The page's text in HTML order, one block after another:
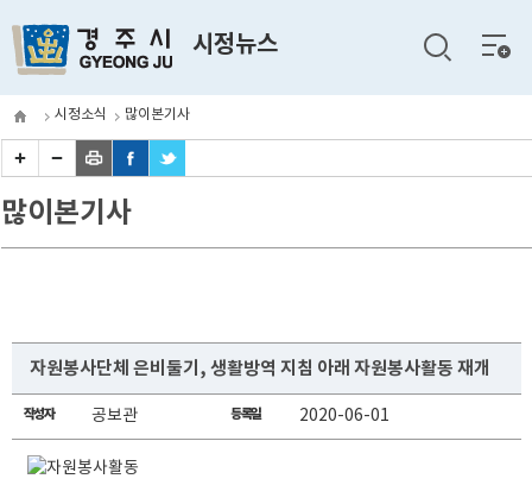
시정뉴스
전체
메뉴
시정소식 많이본기사
많이본기사
자원봉사단체 은비둘기, 생활방역 지침 아래 자원봉사활동 재개
작성자 공보관 등록일 2020-06-01